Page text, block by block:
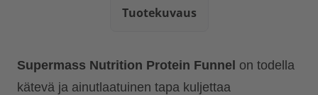
Tuotekuvaus
Supermass Nutrition Protein Funnel on todella
kätevä ja ainutlaatuinen tapa kuljettaa